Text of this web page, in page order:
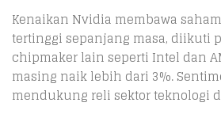
Kenaikan Nvidia membawa
tertinggi sepanjang masa, diikuti
chipmaker lain seperti Intel dan
masing naik lebih dari 3%.
mendukung reli sektor teknologi